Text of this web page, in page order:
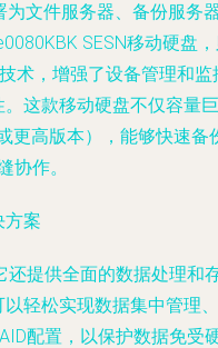
为文件服务器、备份服务
SESN移动硬盘
术，增强了设备管理和监
这款移动硬盘不仅容量巨
更高版本），能够快速备
协作。
方案
还提供全面的数据处理和
轻松实现数据集中管理、
配置，以保护数据免受